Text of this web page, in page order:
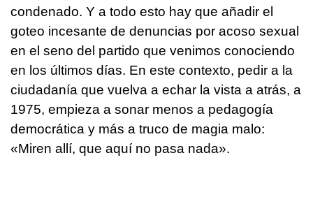
condenado. Y a todo esto hay que añadir el
goteo incesante de denuncias por acoso sexual
en el seno del partido que venimos conociendo
en los últimos días. En este contexto, pedir a la
ciudadanía que vuelva a echar la vista a atrás, a
1975, empieza a sonar menos a pedagogía
democrática y más a truco de magia malo:
«Miren allí, que aquí no pasa nada».